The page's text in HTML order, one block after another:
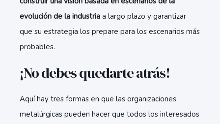
evolución de la industria a largo plazo y garantizar
que su estrategia los prepare para los escenarios más
probables.
¡No debes quedarte atrás!
Aquí hay tres formas en que las organizaciones
metalúrgicas pueden hacer que todos los interesados